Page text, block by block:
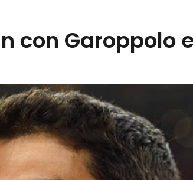
con Garoppolo